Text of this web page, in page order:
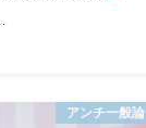
アンチ一般論